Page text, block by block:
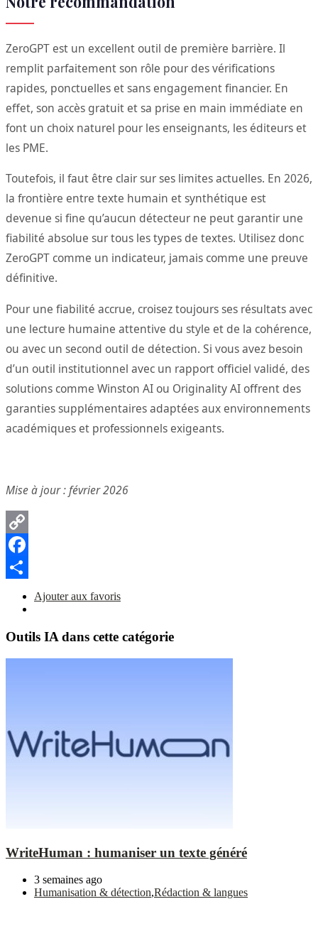
ZeroGPT est un excellent outil de première barrière. Il
remplit parfaitement son rôle pour des vérifications
rapides, ponctuelles et sans engagement financier. En
effet, son accès gratuit et sa prise en main immédiate en
font un choix naturel pour les enseignants, les éditeurs et
les PME.
Toutefois, il faut être clair sur ses limites actuelles. En 2026,
la frontière entre texte humain et synthétique est
devenue si fine qu’aucun détecteur ne peut garantir une
fiabilité absolue sur tous les types de textes. Utilisez donc
ZeroGPT comme un indicateur, jamais comme une preuve
définitive.
Pour une fiabilité accrue, croisez toujours ses résultats avec
une lecture humaine attentive du style et de la cohérence,
ou avec un second outil de détection. Si vous avez besoin
d’un outil institutionnel avec un rapport officiel validé, des
solutions comme Winston AI ou Originality AI offrent des
garanties supplémentaires adaptées aux environnements
académiques et professionnels exigeants.
Mise à jour : février 2026
Copy
Link
Facebook
PartagerAjouter aux favoris
Outils IA dans cette catégorie
WriteHuman : humaniser un texte généré
3 semaines ago
Humanisation & détection,Rédaction & langues